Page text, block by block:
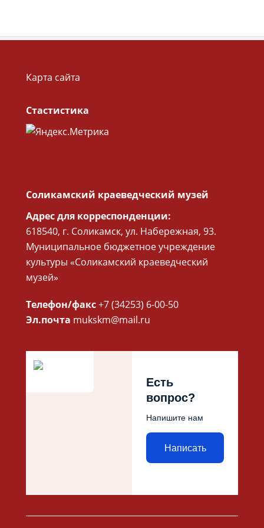
Карта сайта
Стастистика
Соликамский краеведческий музей
Адрес для корреспонденции:
618540, г. Соликамск, ул. Набережная, 93.
Муниципальное бюджетное учреждение
культуры «Соликамский краеведческий
музей»
Телефон/факс+7 (34253) 6-00-50
Эл.почта mukskm@mail.ru
Есть
вопрос?
Напишите нам
Написать